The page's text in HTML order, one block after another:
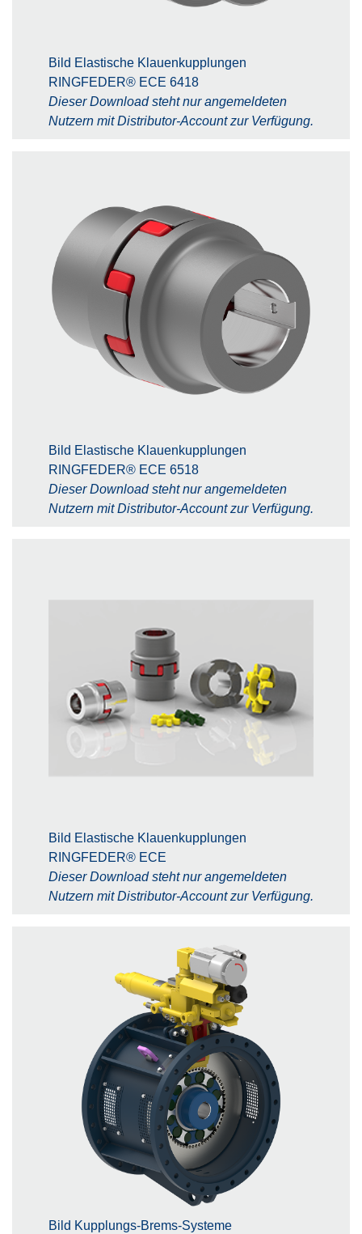
Bild Elastische Klauenkupplungen
RINGFEDER® ECE 6418
Dieser Download steht nur angemeldeten
Nutzern mit Distributor-Account zur Verfügung.
Bild Elastische Klauenkupplungen
RINGFEDER® ECE 6518
Dieser Download steht nur angemeldeten
Nutzern mit Distributor-Account zur Verfügung.
Bild Elastische Klauenkupplungen
RINGFEDER® ECE
Dieser Download steht nur angemeldeten
Nutzern mit Distributor-Account zur Verfügung.
Bild Kupplungs-Brems-Systeme